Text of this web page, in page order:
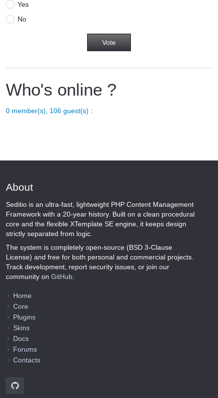
Yes
No
Who's online ?
0 member(s), 106 guest(s) :
About
Seditio is an ultra-fast, lightweight PHP Content Management
Framework with a 20-year history. Built on a clean procedural
core and the flexible XTemplate SE engine, it keeps design
strictly separated from logic.
The system is completely open-source (BSD 3-Clause
License) and free for both personal and commercial projects.
Track development, report security issues, or join our
community on GitHub
Home
Core
Plugins
Skins
Docs
Forums
Contacts